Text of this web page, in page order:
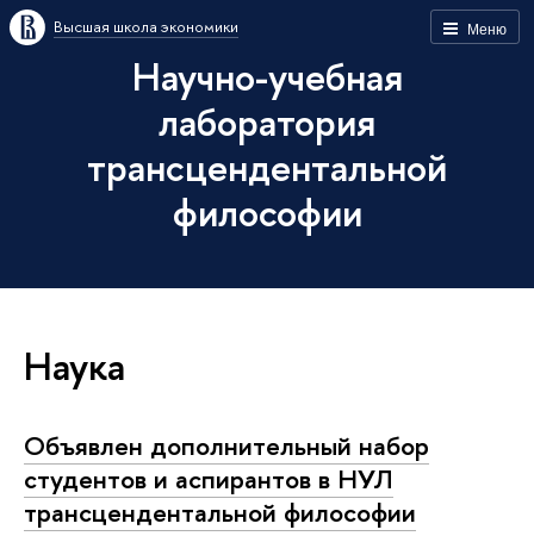
Меню
Высшая школа экономики
Научно-учебная
лаборатория
трансцендентальной
философии
Наука
Объявлен дополнительный набор
студентов и аспирантов в НУЛ
трансцендентальной философии